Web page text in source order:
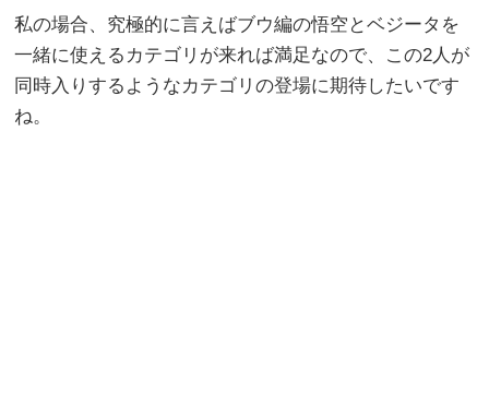
私の場合、究極的に言えばブウ編の悟空とベジータを
一緒に使えるカテゴリが来れば満足なので、この2人が
同時入りするようなカテゴリの登場に期待したいです
ね。